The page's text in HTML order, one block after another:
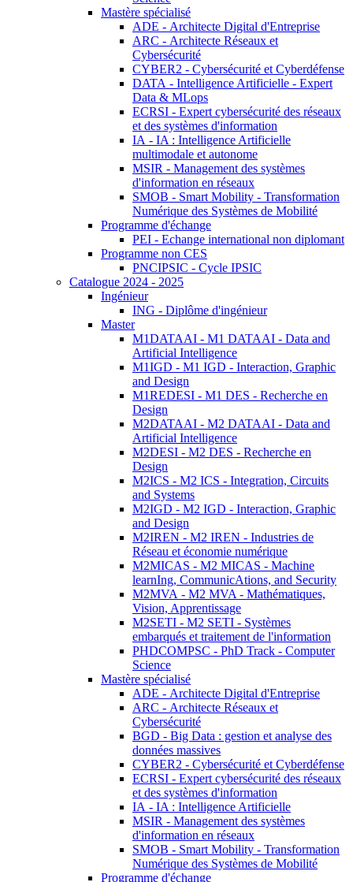
Mastère spécialisé
ADE - Architecte Digital d'Entreprise
ARC - Architecte Réseaux et
Cybersécurité
CYBER2 - Cybersécurité et Cyberdéfense
DATA - Intelligence Artificielle - Expert
Data & MLops
ECRSI - Expert cybersécurité des réseaux
et des systèmes d'information
IA - IA : Intelligence Artificielle
multimodale et autonome
MSIR - Management des systèmes
d'information en réseaux
SMOB - Smart Mobility - Transformation
Numérique des Systèmes de Mobilité
Programme d'échange
PEI - Echange international non diplomant
Programme non CES
PNCIPSIC - Cycle IPSIC
Catalogue 2024 - 2025
Ingénieur
ING - Diplôme d'ingénieur
Master
M1DATAAI - M1 DATAAI - Data and
Artificial Intelligence
M1IGD - M1 IGD - Interaction, Graphic
and Design
M1REDESI - M1 DES - Recherche en
Design
M2DATAAI - M2 DATAAI - Data and
Artificial Intelligence
M2DESI - M2 DES - Recherche en
Design
M2ICS - M2 ICS - Integration, Circuits
and Systems
M2IGD - M2 IGD - Interaction, Graphic
and Design
M2IREN - M2 IREN - Industries de
Réseau et économie numérique
M2MICAS - M2 MICAS - Machine
learnIng, CommunicAtions, and Security
M2MVA - M2 MVA - Mathématiques,
Vision, Apprentissage
M2SETI - M2 SETI - Systèmes
embarqués et traitement de l'information
PHDCOMPSC - PhD Track - Computer
Science
Mastère spécialisé
ADE - Architecte Digital d'Entreprise
ARC - Architecte Réseaux et
Cybersécurité
BGD - Big Data : gestion et analyse des
données massives
CYBER2 - Cybersécurité et Cyberdéfense
ECRSI - Expert cybersécurité des réseaux
et des systèmes d'information
IA - IA : Intelligence Artificielle
MSIR - Management des systèmes
d'information en réseaux
SMOB - Smart Mobility - Transformation
Numérique des Systèmes de Mobilité
Programme d'échange